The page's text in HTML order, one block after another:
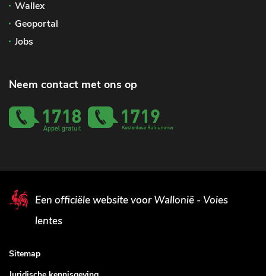
Wallex
Geoportal
Jobs
Neem contact met ons op
Een officiële website voor Wallonië - Voies
lentes
Sitemap